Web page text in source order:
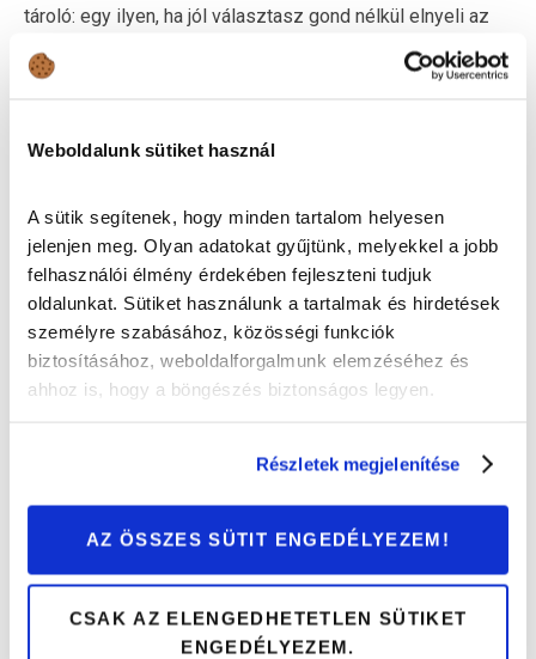
Weboldalunk sütiket használ
A sütik segítenek, hogy minden tartalom helyesen
jelenjen meg. Olyan adatokat gyűjtünk, melyekkel a jobb
felhasználói élmény érdekében fejleszteni tudjuk
oldalunkat. Sütiket használunk a tartalmak és hirdetések
személyre szabásához, közösségi funkciók
biztosításához, weboldalforgalmunk elemzéséhez és
ahhoz is, hogy a böngészés biztonságos legyen.
Részletek megjelenítése
AZ ÖSSZES SÜTIT ENGEDÉLYEZEM!
CSAK AZ ELENGEDHETETLEN SÜTIKET
ENGEDÉLYEZEM.
tároló: egy ilyen, ha jól választasz gond nélkül elnyeli az
télen a jégoldót is.
zsebeket, tárolókat leburkolják: általában szövetanyaggal
vonják be őket, az így odatett kulcs, érme vagy flakon
ezáltal menet közben nem ad zavaró hangot.